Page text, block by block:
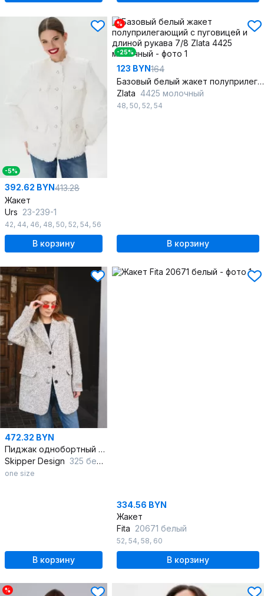
-5%
392.62 BYN413.28
Жакет
Urs 23-239-1
42, 44, 46, 48, 50, 52, 54, 56
В корзину
%
-25%
123 BYN164
Базовый белый жакет полуприлегающий с пуговицей и длиной рукава 7/8
Zlata 4425 молочный
48, 50, 52, 54
В корзину
472.32 BYN
Пиджак однобортный оверсайз из текстиля и шерсти
Skipper Design 325 белый
one size
В корзину
334.56 BYN
Жакет
Fita 20671 белый
52, 54, 58, 60
В корзину
%